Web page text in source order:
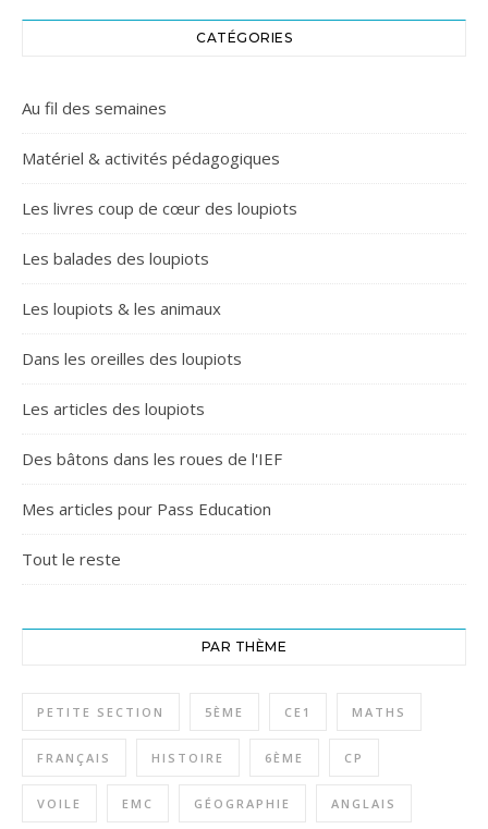
CATÉGORIES
Au fil des semaines
Matériel & activités pédagogiques
Les livres coup de cœur des loupiots
Les balades des loupiots
Les loupiots & les animaux
Dans les oreilles des loupiots
Les articles des loupiots
Des bâtons dans les roues de l'IEF
Mes articles pour Pass Education
Tout le reste
PAR THÈME
PETITE SECTION 5ÈME CE1 MATHS
FRANÇAIS HISTOIRE 6ÈME CP
VOILE EMC GÉOGRAPHIE ANGLAIS